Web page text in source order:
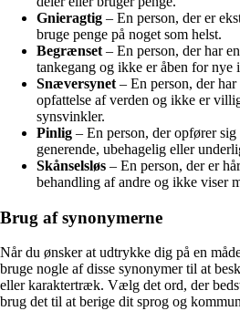
Gnieragtig – En person, der er
bruge penge på noget som helst.
Begrænset – En person, der har
tankegang og ikke er åben for nye
Snæversynet – En person, der
opfattelse af verden og ikke er
synsvinkler.
Pinlig – En person, der opfører sig
generende, ubehagelig eller
Skånselsløs – En person, der er
behandling af andre og ikke viser
Brug af synonymerne
Når du ønsker at udtrykke dig på en
bruge nogle af disse synonymer til at
eller karaktertræk. Vælg det ord, der
brug det til at berige dit sprog og